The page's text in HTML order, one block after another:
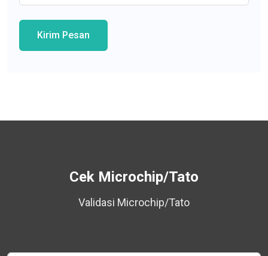
Kirim Pesan
Cek Microchip/Tato
Validasi Microchip/Tato